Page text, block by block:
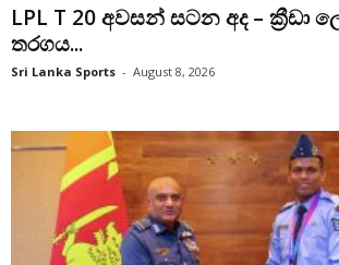
LPL T 20 අවසන් සටන අද –
තරගය...
Sri Lanka Sports - August 8, 2026